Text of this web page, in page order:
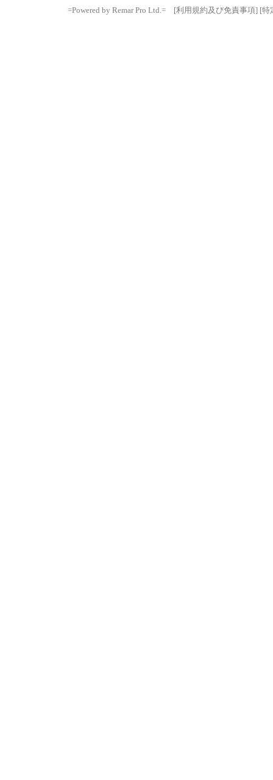
=Powered by Remar Pro Ltd.= [利用規約及び免責事項] [特